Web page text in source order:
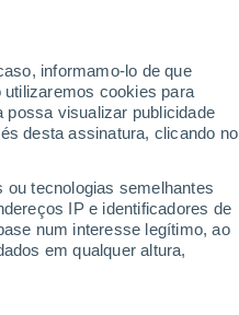
informamo-lo de que
cookies para
possa visualizar publicidade
desta assinatura, clicando no
tecnologias semelhantes
IP e identificadores de
num interesse legítimo, ao
em qualquer altura,